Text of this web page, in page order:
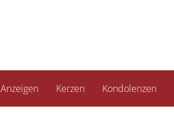
Anzeigen Kerzen Kondolenzen